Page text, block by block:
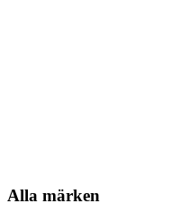
Alla märken